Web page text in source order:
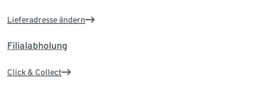
Lieferadresse ändern
Filialabholung
Click & Collect